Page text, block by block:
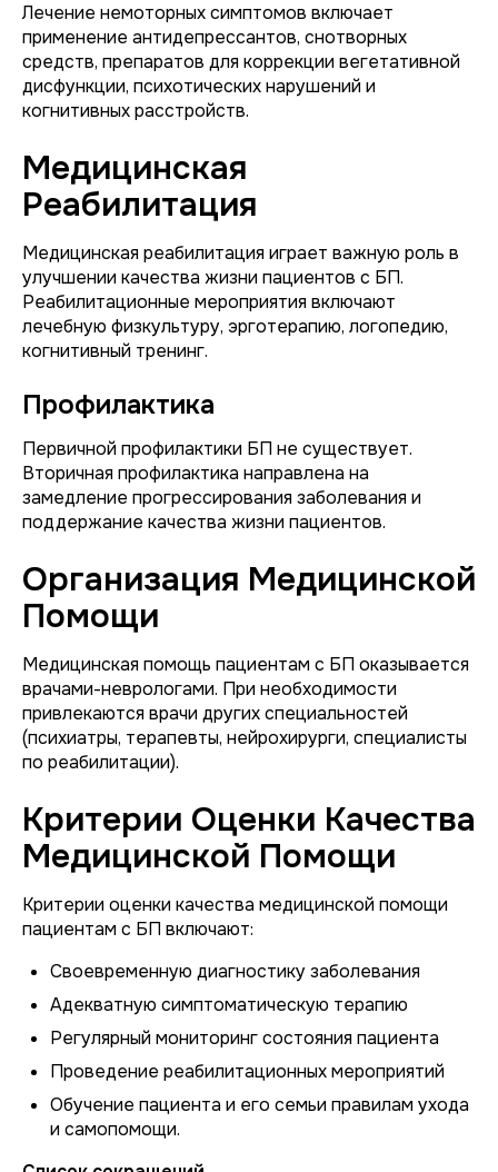
Лечение немоторных симптомов включает
применение антидепрессантов, снотворных
средств, препаратов для коррекции вегетативной
дисфункции, психотических нарушений и
когнитивных расстройств.
Медицинская
Реабилитация
Медицинская реабилитация играет важную роль в
улучшении качества жизни пациентов с БП.
Реабилитационные мероприятия включают
лечебную физкультуру, эрготерапию, логопедию,
когнитивный тренинг.
Профилактика
Первичной профилактики БП не существует.
Вторичная профилактика направлена на
замедление прогрессирования заболевания и
поддержание качества жизни пациентов.
Организация Медицинской
Помощи
Медицинская помощь пациентам с БП оказывается
врачами-неврологами. При необходимости
привлекаются врачи других специальностей
(психиатры, терапевты, нейрохирурги, специалисты
по реабилитации).
Критерии Оценки Качества
Медицинской Помощи
Критерии оценки качества медицинской помощи
пациентам с БП включают:
Своевременную диагностику заболевания
Адекватную симптоматическую терапию
Регулярный мониторинг состояния пациента
Проведение реабилитационных мероприятий
Обучение пациента и его семьи правилам ухода
и самопомощи.